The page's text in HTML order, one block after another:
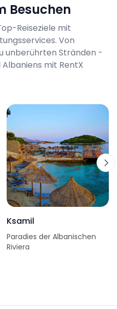
Besuchen
Reiseziele mit
Von
unberührten Stränden -
mit RentX
Ksamil
Paradies der Albanischen
Riviera